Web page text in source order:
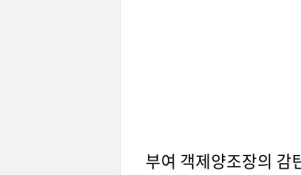
부여 객제양조장의 감